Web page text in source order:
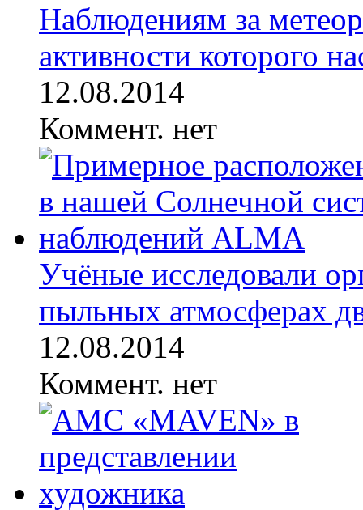
Наблюдениям за
активности которого
12.08.2014
Коммент. нет
Учёные исследовали
пыльных атмосферах
12.08.2014
Коммент. нет